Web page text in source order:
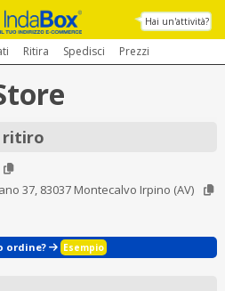
Hai un'attività?
Ritira Spedisci Prezzi
ritiro
37, 83037 Montecalvo Irpino (AV)
ordine? Esempio